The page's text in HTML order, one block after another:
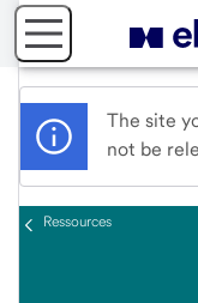
The site
not be
Ressources